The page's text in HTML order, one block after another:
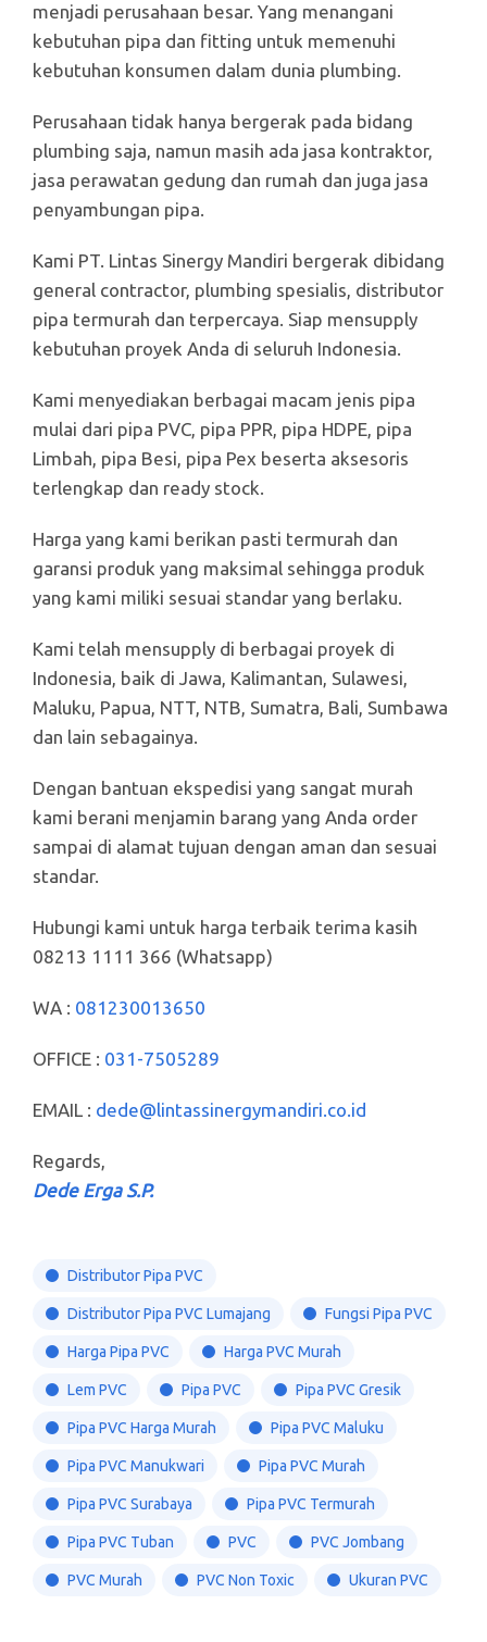
menjadi perusahaan besar. Yang menangani
kebutuhan pipa dan fitting untuk memenuhi
kebutuhan konsumen dalam dunia plumbing.
Perusahaan tidak hanya bergerak pada bidang
plumbing saja, namun masih ada jasa kontraktor,
jasa perawatan gedung dan rumah dan juga jasa
penyambungan pipa.
Kami PT. Lintas Sinergy Mandiri bergerak dibidang
general contractor, plumbing spesialis, distributor
pipa termurah dan terpercaya. Siap mensupply
kebutuhan proyek Anda di seluruh Indonesia.
Kami menyediakan berbagai macam jenis pipa
mulai dari pipa PVC, pipa PPR, pipa HDPE, pipa
Limbah, pipa Besi, pipa Pex beserta aksesoris
terlengkap dan ready stock.
Harga yang kami berikan pasti termurah dan
garansi produk yang maksimal sehingga produk
yang kami miliki sesuai standar yang berlaku.
Kami telah mensupply di berbagai proyek di
Indonesia, baik di Jawa, Kalimantan, Sulawesi,
Maluku, Papua, NTT, NTB, Sumatra, Bali, Sumbawa
dan lain sebagainya.
Dengan bantuan ekspedisi yang sangat murah
kami berani menjamin barang yang Anda order
sampai di alamat tujuan dengan aman dan sesuai
standar.
Hubungi kami untuk harga terbaik terima kasih
08213 1111 366 (Whatsapp)
WA : 081230013650
OFFICE : 031-7505289
EMAIL : dede@lintassinergymandiri.co.id
Regards,
Dede Erga S.P.
Distributor Pipa PVC
Distributor Pipa PVC Lumajang Fungsi Pipa PVC
Harga Pipa PVC Harga PVC Murah
Lem PVC Pipa PVC Pipa PVC Gresik
Pipa PVC Harga Murah Pipa PVC Maluku
Pipa PVC Manukwari Pipa PVC Murah
Pipa PVC Surabaya Pipa PVC Termurah
Pipa PVC Tuban PVC PVC Jombang
PVC Murah PVC Non Toxic Ukuran PVC